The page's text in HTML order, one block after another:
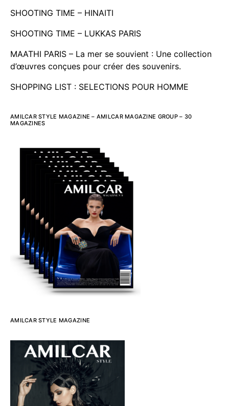
SHOOTING TIME – HINAITI
SHOOTING TIME – LUKKAS PARIS
MAATHI PARIS – La mer se souvient : Une collection
d’œuvres conçues pour créer des souvenirs.
SHOPPING LIST : SELECTIONS POUR HOMME
AMILCAR STYLE MAGAZINE – AMILCAR MAGAZINE GROUP – 30
MAGAZINES
AMILCAR STYLE MAGAZINE